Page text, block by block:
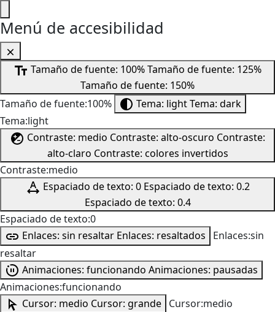
Menú de accesibilidad
Tamaño de fuente: 100%Tamaño de fuente: 125%
Tamaño de fuente: 150%
Tamaño de fuente:100%
Tema: lightTema: dark
Tema:light
Contraste: medio Contraste: alto-oscuro Contraste:
alto-claro Contraste: colores invertidos
Contraste:medio
Espaciado de texto: 0 Espaciado de texto: 0.2
Espaciado de texto: 0.4
Espaciado de texto:0
Enlaces: sin resaltar Enlaces: resaltados
Enlaces:sin
resaltar
Animaciones: funcionando Animaciones: pausadas
Animaciones:funcionando
Cursor: medio Cursor: grande Cursor:medio